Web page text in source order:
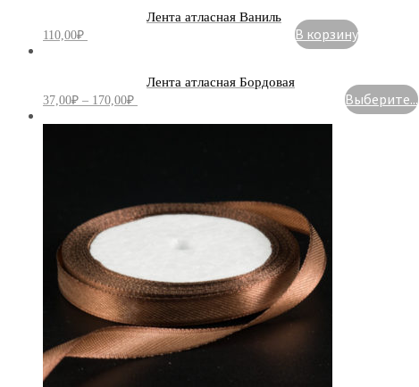
Лента атласная Ваниль
110,00₽ В корзину
Лента атласная Бордовая
37,00₽ – 170,00₽ Выберите...